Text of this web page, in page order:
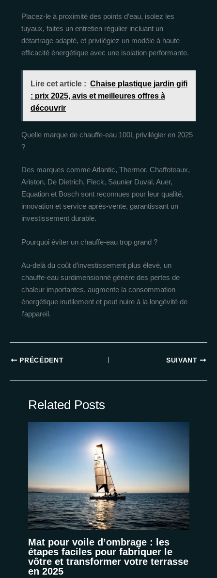
Placez-le à proximité des points d’eau, isolez les
tuyaux, faites un entretien régulier incluant un
détartrage adapté, et privilégiez un modèle à haute
efficacité énergétique avec une isolation performante.
Lire cet article : Chaise plastique jardin gifi
: prix 2025, avis et meilleures offres à
découvrir
Quelle marque de chauffe-eau 100L privilégier en 2025
?
Des marques comme Atlantic, Thermor, Chaffoteaux,
Ariston, De Dietrich, Fleck, Saunier Duval, Auer,
Equation et Bosch sont reconnues pour leur qualité,
innovation et service après-vente, garantissant un
investissement durable.
Pourquoi éviter un chauffe-eau trop grand ?
Au-delà du coût d’investissement plus élevé, un
chauffe-eau surdimensionné génère des pertes de
chaleur importantes, augmente la consommation
énergétique inutilement et peut nuire à la longévité de
l’appareil.
PRÉCÉDENT SUIVANT
Related Posts
Mat pour voile d’ombrage : les
étapes faciles pour fabriquer le
vôtre et transformer votre terrasse
en 2025